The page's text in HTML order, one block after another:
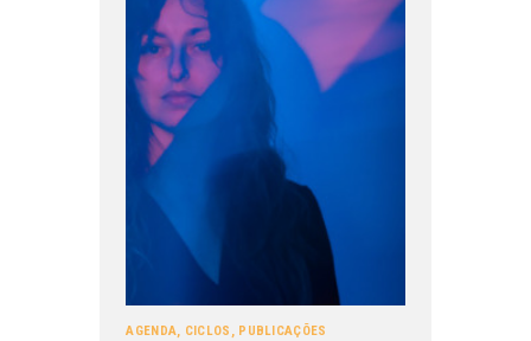
AGENDA, CICLOS , PUBLICAÇÕES